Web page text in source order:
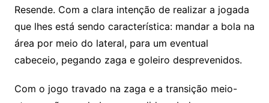
Resende. Com a clara intenção de realizar a jogada
que lhes está sendo característica: mandar a bola na
área por meio do lateral, para um eventual
cabeceio, pegando zaga e goleiro desprevenidos.
Com o jogo travado na zaga e a transição meio-